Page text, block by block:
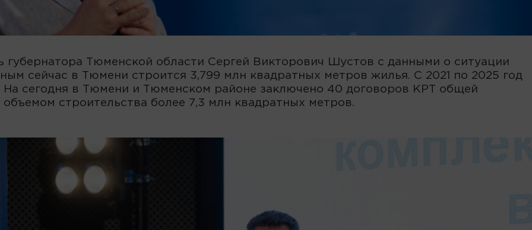
Тюменской области Сергей Викторович Шустов с данными о ситуации
сейчас в Тюмени строится 3,799 млн квадратных метров жилья. С 2021 по 2025 год
На сегодня в Тюмени и Тюменском районе заключено 40 договоров КРТ общей
строительства более 7,3 млн квадратных метров.